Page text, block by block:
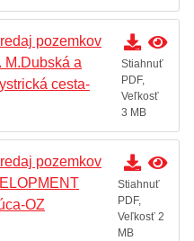
pozemkov
M.Dubská a
cesta-
Stiahnuť
PDF,
Veľkosť
3 MB
pozemkov
OZ
Stiahnuť
PDF,
Veľkosť 2
MB